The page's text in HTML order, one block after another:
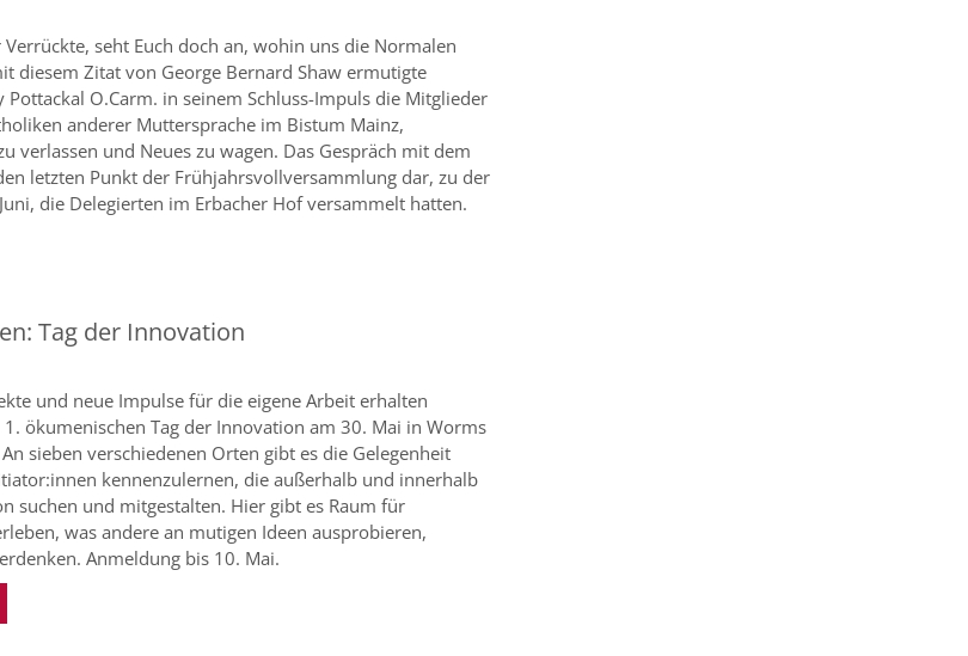
seht Euch doch an, wohin uns die Normalen
diesem Zitat von George Bernard Shaw ermutigte
Pottackal O.Carm. in seinem Schluss-Impuls die Mitglieder
anderer Muttersprache im Bistum Mainz,
verlassen und Neues zu wagen. Das Gespräch mit dem
letzten Punkt der Frühjahrsvollversammlung dar, zu der
die Delegierten im Erbacher Hof versammelt hatten.
Tag der Innovation
und neue Impulse für die eigene Arbeit erhalten
ökumenischen Tag der Innovation am 30. Mai in Worms
sieben verschiedenen Orten gibt es die Gelegenheit
kennenzulernen, die außerhalb und innerhalb
suchen und mitgestalten. Hier gibt es Raum für
was andere an mutigen Ideen ausprobieren,
Anmeldung bis 10. Mai.